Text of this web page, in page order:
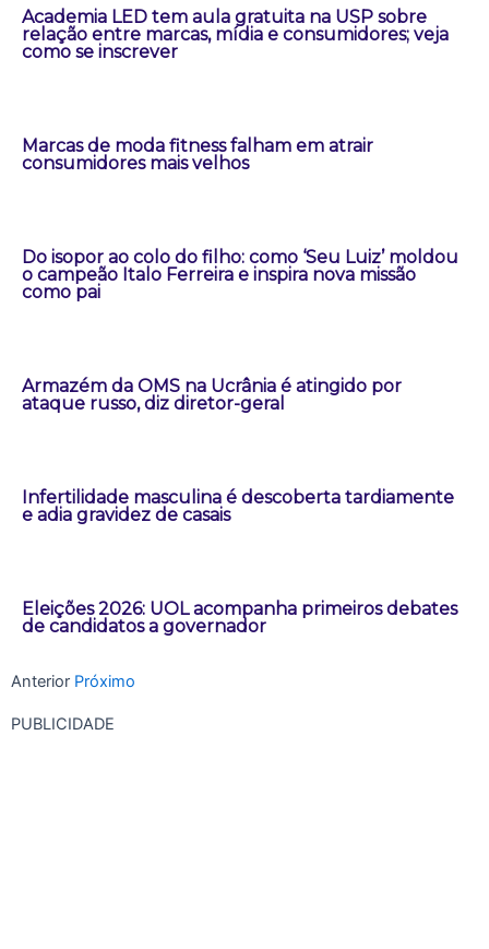
Academia LED tem aula gratuita na USP sobre
relação entre marcas, mídia e consumidores; veja
como se inscrever
Marcas de moda fitness falham em atrair
consumidores mais velhos
Do isopor ao colo do filho: como ‘Seu Luiz’ moldou
o campeão Italo Ferreira e inspira nova missão
como pai
Armazém da OMS na Ucrânia é atingido por
ataque russo, diz diretor-geral
Infertilidade masculina é descoberta tardiamente
e adia gravidez de casais
Eleições 2026: UOL acompanha primeiros debates
de candidatos a governador
Anterior Próximo
PUBLICIDADE